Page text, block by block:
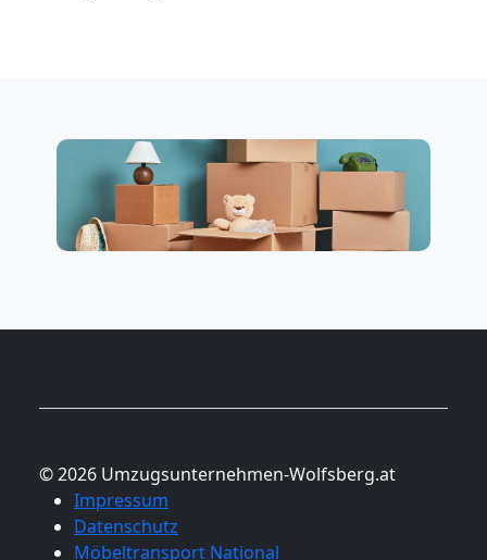
© 2026 Umzugsunternehmen-Wolfsberg.at
Impressum
Datenschutz
Möbeltransport National